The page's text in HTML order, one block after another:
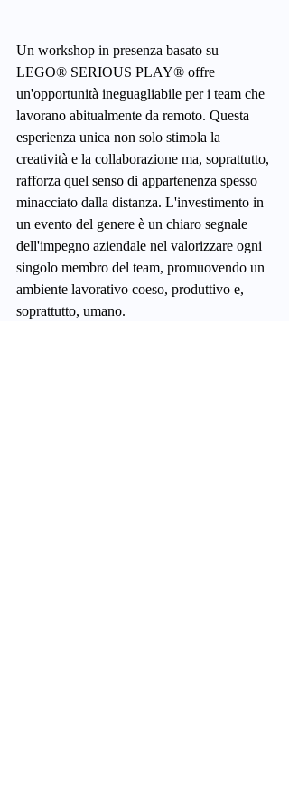
Un workshop in presenza basato su
LEGO® SERIOUS PLAY® offre
un'opportunità ineguagliabile per i team che
lavorano abitualmente da remoto. Questa
esperienza unica non solo stimola la
creatività e la collaborazione ma, soprattutto,
rafforza quel senso di appartenenza spesso
minacciato dalla distanza. L'investimento in
un evento del genere è un chiaro segnale
dell'impegno aziendale nel valorizzare ogni
singolo membro del team, promuovendo un
ambiente lavorativo coeso, produttivo e,
soprattutto, umano.